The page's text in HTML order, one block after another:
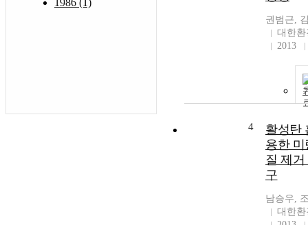
1986 (1)
권범근,
대한
2013
4
활성탄
용한
질 제거
구
남승우,
대한